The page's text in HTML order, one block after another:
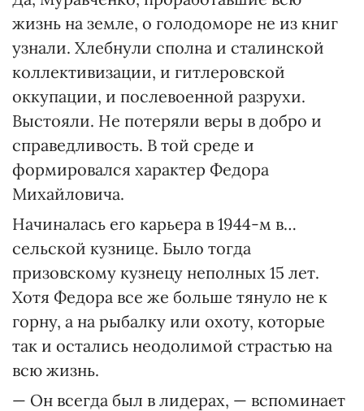
жизнь на земле, о голодоморе не из книг
узнали. Хлебнули сполна и сталинской
коллективизации, и гитлеровской
оккупации, и послевоенной разрухи.
Выстояли. Не потеряли веры в добро и
справедливость. В той среде и
формировался характер Федора
Михайловича.
Начиналась его карьера в 1944-м в…
сельской кузнице. Было тогда
призовскому кузнецу неполных 15 лет.
Хотя Федора все же больше тянуло не к
горну, а на рыбалку или охоту, которые
так и остались неодолимой страстью на
всю жизнь.
— Он всегда был в лидерах, — вспоминает